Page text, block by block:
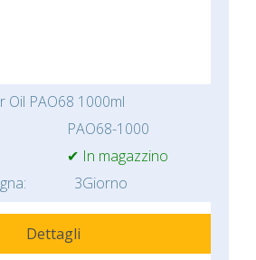
Oil PAO68 1000ml
PAO68-1000
✔ In magazzino
3Giorno
Dettagli